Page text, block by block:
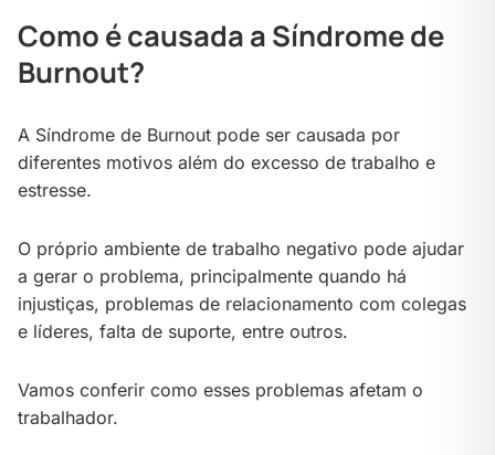
Como é causada a Síndrome de
Burnout?
A Síndrome de Burnout pode ser causada por
diferentes motivos além do excesso de trabalho e
estresse.
O próprio ambiente de trabalho negativo pode ajudar
a gerar o problema, principalmente quando há
injustiças, problemas de relacionamento com colegas
e líderes, falta de suporte, entre outros.
Vamos conferir como esses problemas afetam o
trabalhador.